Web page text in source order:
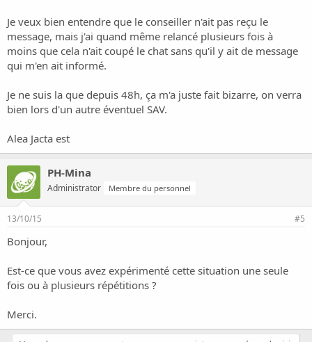
Je veux bien entendre que le conseiller n'ait pas reçu le
message, mais j'ai quand même relancé plusieurs fois à
moins que cela n'ait coupé le chat sans qu'il y ait de message
qui m'en ait informé.
Je ne suis la que depuis 48h, ça m'a juste fait bizarre, on verra
bien lors d'un autre éventuel SAV.
Alea Jacta est
PH-Mina
Administrator Membre du personnel
13/10/15 #5
Bonjour,
Est-ce que vous avez expérimenté cette situation une seule
fois ou à plusieurs répétitions ?
Merci.